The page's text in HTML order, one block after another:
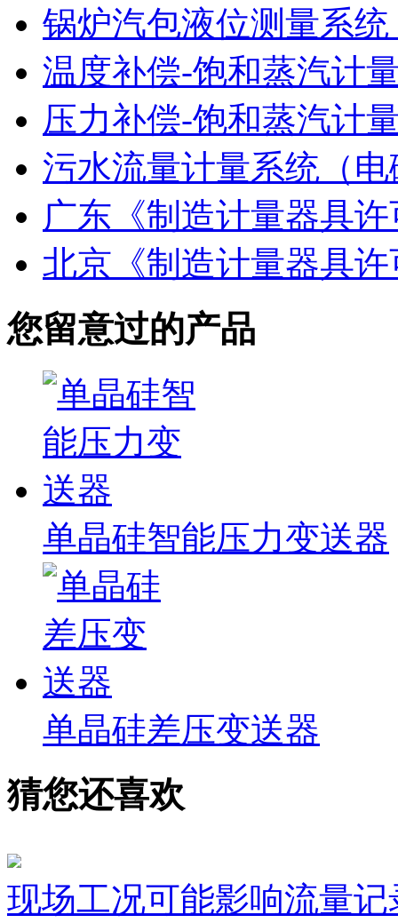
锅炉汽包液位测量系
温度补偿-饱和蒸汽计
压力补偿-饱和蒸汽计
污水流量计量系统（
广东《制造计量器具
北京《制造计量器具
您留意过的产品
单晶硅智能压力变送器
单晶硅差压变送器
猜您还喜欢
现场工况可能影响流量